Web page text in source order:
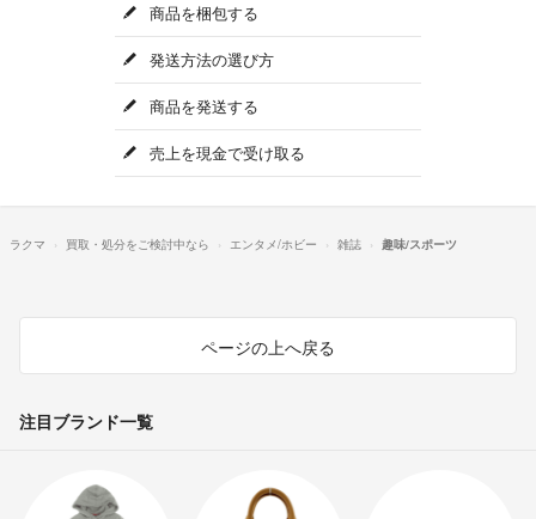
商品を梱包する
発送方法の選び方
商品を発送する
売上を現金で受け取る
ラクマ 買取・処分をご検討中なら エンタメ/ホビー 雑誌 趣味/スポーツ
ページの上へ戻る
注目ブランド一覧